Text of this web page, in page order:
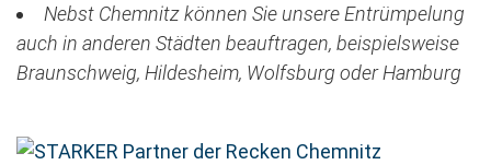
Nebst Chemnitz können Sie unsere Entrümpelung
auch in anderen Städten beauftragen, beispielsweise
Braunschweig, Hildesheim, Wolfsburg oder Hamburg